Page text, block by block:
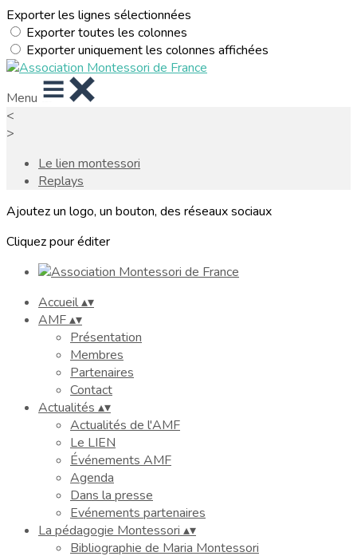
Exporter les lignes sélectionnées
Exporter toutes les colonnes
Exporter uniquement les colonnes affichées
Menu
<
>
Le lien montessori
Replays
Ajoutez un logo, un bouton, des réseaux sociaux
Cliquez pour éditer
Accueil▴▾
AMF▴▾
Présentation
Membres
Partenaires
Contact
Actualités ▴▾
Actualités de l'AMF
Le LIEN
Événements AMF
Agenda
Dans la presse
Evénements partenaires
La pédagogie Montessori ▴▾
Bibliographie de Maria Montessori